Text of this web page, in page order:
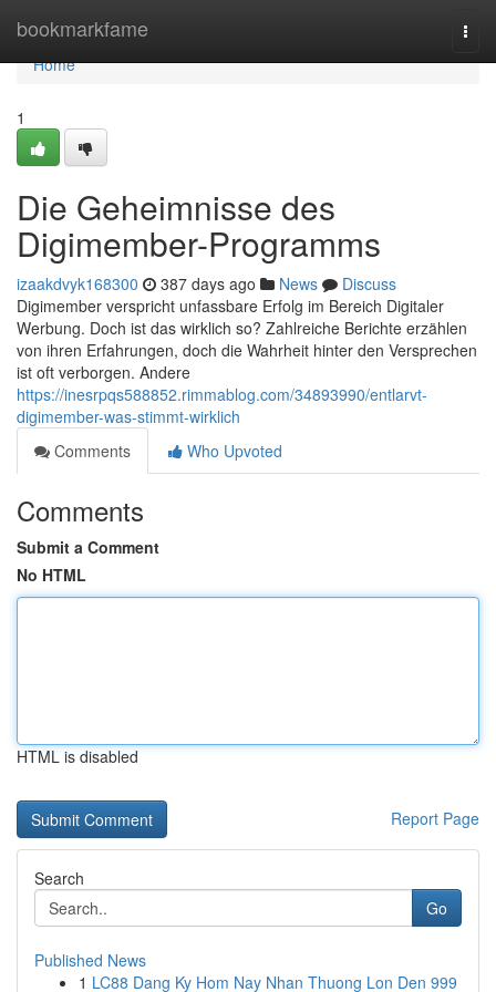
bookmarkfame
Home
Home
1
Die Geheimnisse des
Digimember-Programms
izaakdvyk168300 387 days ago News
Discuss
Digimember verspricht unfassbare Erfolg im Bereich Digitaler
Werbung. Doch ist das wirklich so? Zahlreiche Berichte erzählen
von ihren Erfahrungen, doch die Wahrheit hinter den Versprechen
ist oft verborgen. Andere
https://inesrpqs588852.rimmablog.com/34893990/entlarvt-
digimember-was-stimmt-wirklich
Comments
Who Upvoted
Comments
Submit a Comment
No HTML
HTML is disabled
Report Page
Search
Go
Published News
1 LC88 Dang Ky Hom Nay Nhan Thuong Lon Den 999